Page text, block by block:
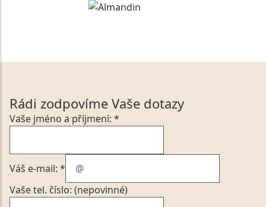
Rádi zodpovíme Vaše dotazy
Vaše jméno a příjmení: *
Váš e-mail: *
Vaše tel. číslo: (nepovinné)